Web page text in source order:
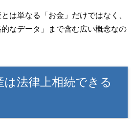
は単なる「お金」だけではなく、
的なデータ」まで含む広い概念なの
法律上相続できる